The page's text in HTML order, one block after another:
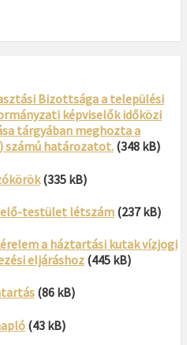
Bizottsága a települési
képviselők időközi
tárgyában meghozta a
számú határozatot. (348 kB)
(335 kB)
testület létszám (237 kB)
a háztartási kutak vízjogi
eljáráshoz (445 kB)
(86 kB)
(43 kB)